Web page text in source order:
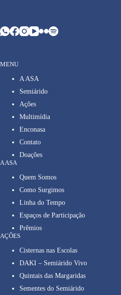
MENU
A ASA
Semiárido
Ações
Multimídia
Enconasa
Contato
Doações
A ASA
Quem Somos
Como Surgimos
Linha do Tempo
Espaços de Participação
Prêmios
AÇÕES
Cisternas nas Escolas
DAKI – Semiárido Vivo
Quintais das Margaridas
Sementes do Semiárido